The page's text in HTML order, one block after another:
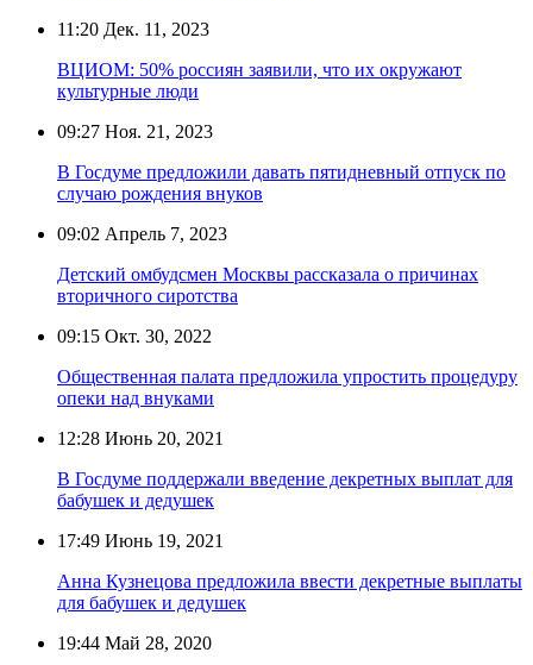
11:20 Дек. 11, 2023
ВЦИОМ: 50% россиян заявили, что их окружают
культурные люди
09:27 Ноя. 21, 2023
В Госдуме предложили давать пятидневный отпуск по
случаю рождения внуков
09:02 Апрель 7, 2023
Детский омбудсмен Москвы рассказала о причинах
вторичного сиротства
09:15 Окт. 30, 2022
Общественная палата предложила упростить процедуру
опеки над внуками
12:28 Июнь 20, 2021
В Госдуме поддержали введение декретных выплат для
бабушек и дедушек
17:49 Июнь 19, 2021
Анна Кузнецова предложила ввести декретные выплаты
для бабушек и дедушек
19:44 Май 28, 2020